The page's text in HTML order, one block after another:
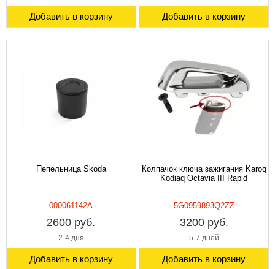
Добавить в корзину Добавить в корзину
Пепельница Skoda
000061142A
2600 руб.
2-4 дня
Добавить в корзину
Колпачок ключа зажигания Karoq
Kodiaq Octavia III Rapid
5G0959893Q2ZZ
3200 руб.
5-7 дней
Добавить в корзину